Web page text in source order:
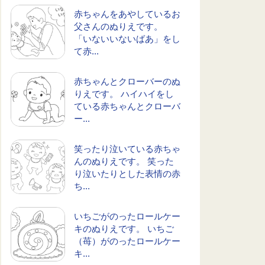
赤ちゃんをあやしているお
父さんのぬりえです。
「いないいないばあ」をし
て赤...
赤ちゃんとクローバーのぬ
りえです。 ハイハイをし
ている赤ちゃんとクローバ
ー...
笑ったり泣いている赤ちゃ
んのぬりえです。 笑った
り泣いたりとした表情の赤
ち...
いちごがのったロールケー
キのぬりえです。 いちご
（苺）がのったロールケー
キ...